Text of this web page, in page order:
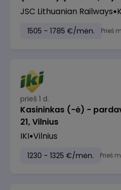
JSC Lithuanian Railways
1505 - 1785 €/mėn. Prieš
prieš 1 d.
Kasininkas (-ė) -
21, Vilnius
IKI Vilnius
1230 - 1325 €/mėn. Prieš